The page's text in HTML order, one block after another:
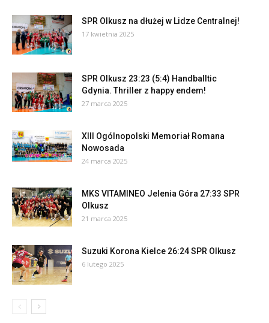
SPR Olkusz na dłużej w Lidze Centralnej!
17 kwietnia 2025
SPR Olkusz 23:23 (5:4) Handballtic
Gdynia. Thriller z happy endem!
27 marca 2025
XIII Ogólnopolski Memoriał Romana
Nowosada
24 marca 2025
MKS VITAMINEO Jelenia Góra 27:33 SPR
Olkusz
21 marca 2025
Suzuki Korona Kielce 26:24 SPR Olkusz
6 lutego 2025